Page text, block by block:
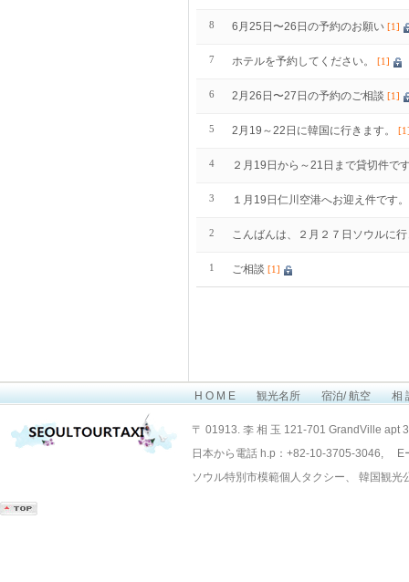
8 6月25日〜26日の予約のお願い [1]
7 ホテルを予約してください。 [1]
6 2月26日〜27日の予約のご相談 [1]
5 2月19～22日に韓国に行きます。
4 ２月19日から～21日まで貸切件で
3 １月19日仁川空港へお迎え件です。
2 こんばんは、２月２７日ソウルに
1 ご相談 [1]
H O M E 観光名所 宿泊/ 航空 相
〒 01913. 李 相 玉 121-701 GrandVille apt
日本から電話 h.p：+82-10-3705-3046, E
ソウル特別市模範個人タクシー、 韓国観